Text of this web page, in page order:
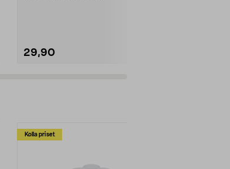
29,90
Kolla priset